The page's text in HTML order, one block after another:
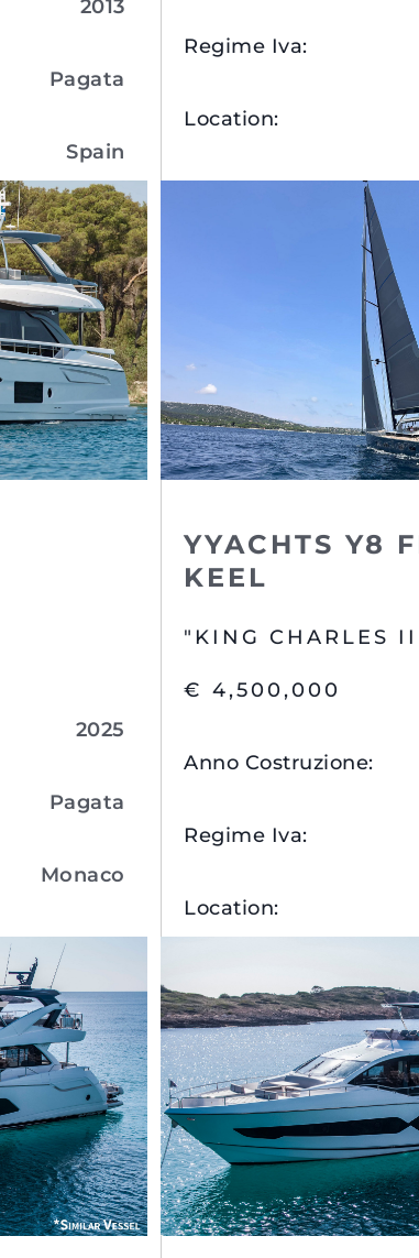
2013
Pagata
Spain
Regime Iva:
Location:
Visualizza Dettagli
2025
Pagata
Monaco
YYACHTS Y8
KEEL
"KING CHARLES
€ 4,500,000
Anno Costruzione:
Regime Iva:
Location:
Visualizza Dettagli
L'azienda
Brokerage
Charter
News
Eventi
Innovazione
L'azienda
Il Team
Lifestyle
Heritage
Valuta La Tua Imbarcazione